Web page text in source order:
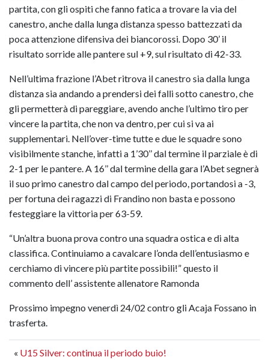
partita, con gli ospiti che fanno fatica a trovare la via del
canestro, anche dalla lunga distanza spesso battezzati da
poca attenzione difensiva dei biancorossi. Dopo 30’ il
risultato sorride alle pantere sul +9, sul risultato di 42-33.
Nell’ultima frazione l’Abet ritrova il canestro sia dalla lunga
distanza sia andando a prendersi dei falli sotto canestro, che
gli permetterà di pareggiare, avendo anche l’ultimo tiro per
vincere la partita, che non va dentro, per cui si va ai
supplementari. Nell’over-time tutte e due le squadre sono
visibilmente stanche, infatti a 1’30’’ dal termine il parziale è di
2-1 per le pantere. A 16’’ dal termine della gara l’Abet segnerà
il suo primo canestro dal campo del periodo, portandosi a -3,
per fortuna dei ragazzi di Frandino non basta e possono
festeggiare la vittoria per 63-59.
“Un’altra buona prova contro una squadra ostica e di alta
classifica. Continuiamo a cavalcare l’onda dell’entusiasmo e
cerchiamo di vincere più partite possibili!” questo il
commento dell’ assistente allenatore Ramonda
Prossimo impegno venerdì 24/02 contro gli Acaja Fossano in
trasferta.
« U15 Silver: continua il periodo buio!